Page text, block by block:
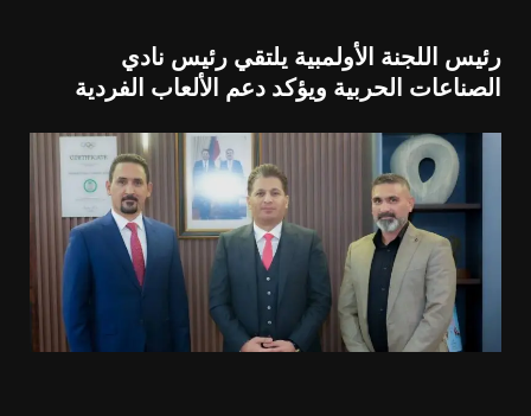
رئيس اللجنة الأولمبية يلتقي رئيس نادي
الصناعات الحربية ويؤكد دعم الألعاب الفردية